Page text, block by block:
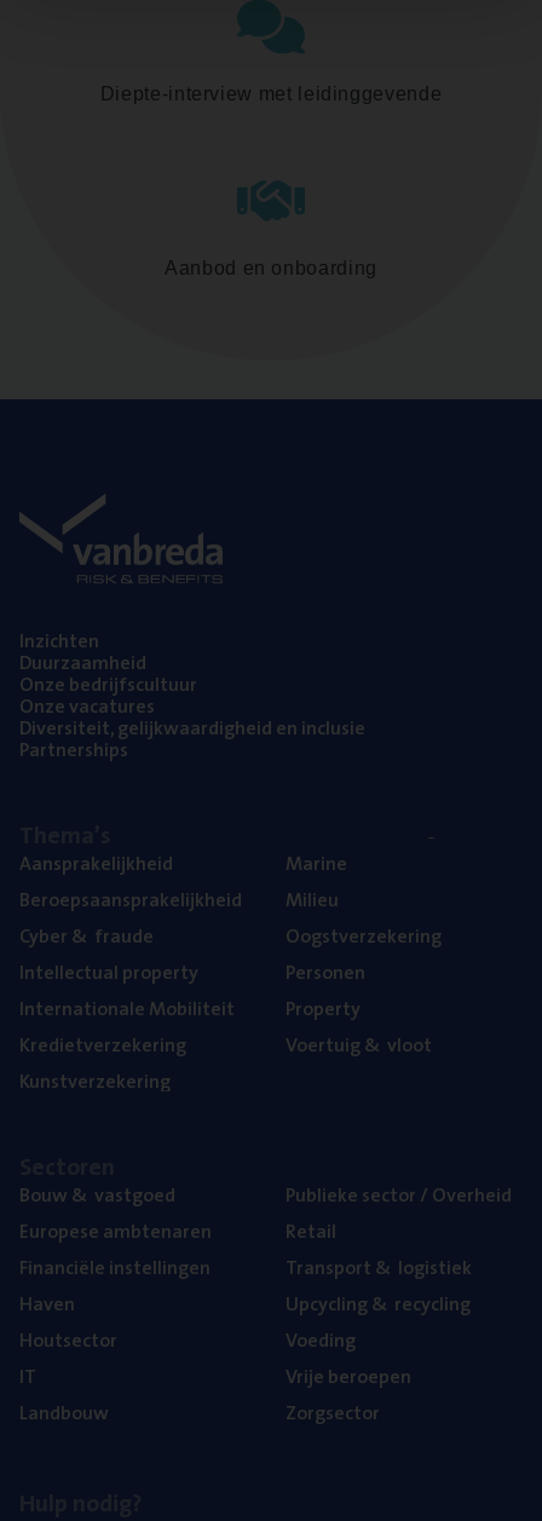
Diepte-interview met leidinggevende
Aanbod en onboarding
Inzich­ten
Duur­zaam­heid
Onze bedrijfs­cul­tuur
Onze vaca­tu­res
Diver­si­teit, gelijk­waar­dig­heid en inclusie
Part­ner­ships
Aan­spra­ke­lijk­heid
Beroeps­aan­spra­ke­lijk­heid
Cyber& fraude
Intel­lec­tu­al property
Inter­na­ti­o­na­le Mobiliteit
Kre­diet­ver­ze­ke­ring
Kunst­ver­ze­ke­ring
Mari­ne
Mili­eu
Oogst­ver­ze­ke­ring
Per­so­nen
Pro­per­ty
Voer­tuig& vloot
Bouw& vastgoed
Euro­pe­se ambtenaren
Finan­ci­ë­le instellingen
Haven
Hout­sec­tor
IT
Land­bouw
Publie­ke sec­tor / Overheid
Retail
Trans­port& logistiek
Upcy­cling& recycling
Voe­ding
Vrije beroe­pen
Zorg­sec­tor